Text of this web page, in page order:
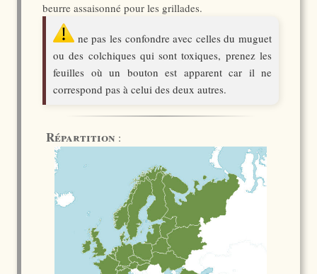
beurre assaisonné pour les grillades.
ne pas les confondre avec celles du muguet
ou des colchiques qui sont toxiques, prenez les
feuilles où un bouton est apparent car il ne
correspond pas à celui des deux autres.
Répartition :